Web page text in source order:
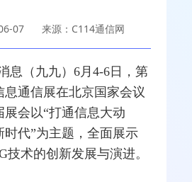
07 来源：C114通信网
息（九九）6月4-6日，第
息通信展在北京国家会议
展会以“打通信息大动
时代”为主题，全面展示
技术的创新发展与演进。